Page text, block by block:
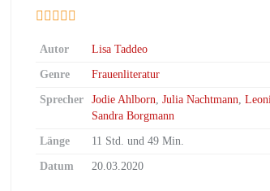
Autor Lisa Taddeo
Genre Frauenliteratur
Sprecher Jodie Ahlborn, Julia Nachtmann,
Sandra Borgmann
Länge 11 Std. und 49 Min.
Datum 20.03.2020